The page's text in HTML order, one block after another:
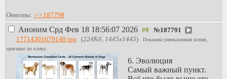
своей бесправности, со
своей
нищеты, отсталости, с
со своего положения в
обществе. Заметьте как на
любую проблему почти
Ответы: >>187798
Аноним Срд Фев 18 18:56:07 2026 №187791
17714301679140.jpg (224Кб, 1445x1445)
Показана уменьшенная копия,
оригинал по клику.
6. Эволюция
Самый важный пункт.